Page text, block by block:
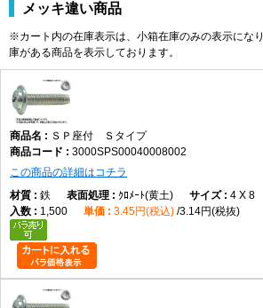
メッキ違い商品
※カート内の在庫表示は、小箱在庫のみの表示にな
庫がある商品を表示しております。
ＳＰ座付 Ｓタイプ
3000SPS00040008002
この商品の詳細はコチラ
鉄
ｸﾛﾒｰﾄ(黄土) 4 X 8
1,500
3.45円(税込) 3.14円(税抜)